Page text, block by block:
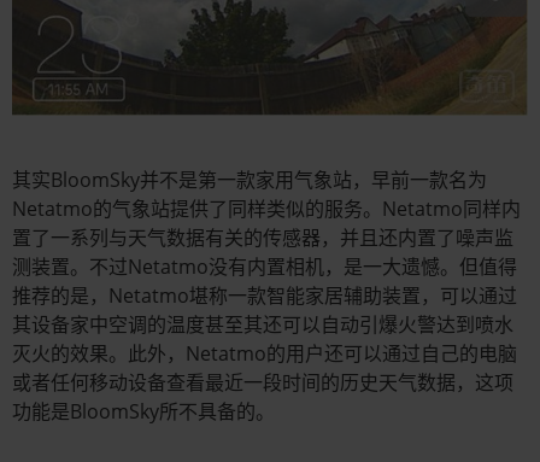
其实BloomSky并不是第一款家用气象站，早前一款名为
Netatmo的气象站提供了同样类似的服务。Netatmo同样内
置了一系列与天气数据有关的传感器，并且还内置了噪声监
测装置。不过Netatmo没有内置相机，是一大遗憾。但值得
推荐的是，Netatmo堪称一款智能家居辅助装置，可以通过
其设备家中空调的温度甚至其还可以自动引爆火警达到喷水
灭火的效果。此外，Netatmo的用户还可以通过自己的电脑
或者任何移动设备查看最近一段时间的历史天气数据，这项
功能是BloomSky所不具备的。